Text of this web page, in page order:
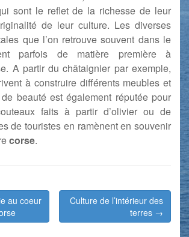
sont le reflet de la richesse de leur
de leur culture. Les diverses
que l’on retrouve souvent dans le
parfois de matière première à
A partir du châtaignier par exemple,
à construire différents meubles et
beauté est également réputée pour
faits à partir d’olivier ou de
de touristes en ramènent en souvenir
corse.
au coeur
Culture de l’intérieur des
terres →